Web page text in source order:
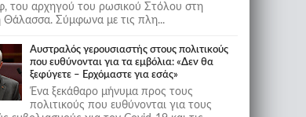
του αρχηγού του ρωσικού Στόλου στη
Σύμφωνα με τις πλη...
Αυστραλός γερουσιαστής στους πολιτικούς
που ευθύνονται για τα εμβόλια: «Δεν θα
ξεφύγετε – Ερχόμαστε για εσάς»
Ένα ξεκάθαρο μήνυμα προς τους
πολιτικούς που ευθύνονται για τους